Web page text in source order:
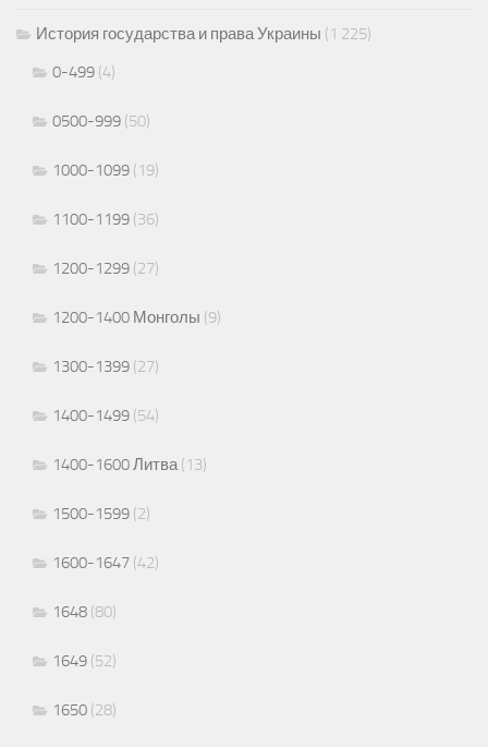
История государства и права Украины (1 225)
0-499 (4)
0500-999 (50)
1000-1099 (19)
1100-1199 (36)
1200-1299 (27)
1200-1400 Монголы (9)
1300-1399 (27)
1400-1499 (54)
1400-1600 Литва(13)
1500-1599 (2)
1600-1647 (42)
1648 (80)
1649 (52)
1650 (28)